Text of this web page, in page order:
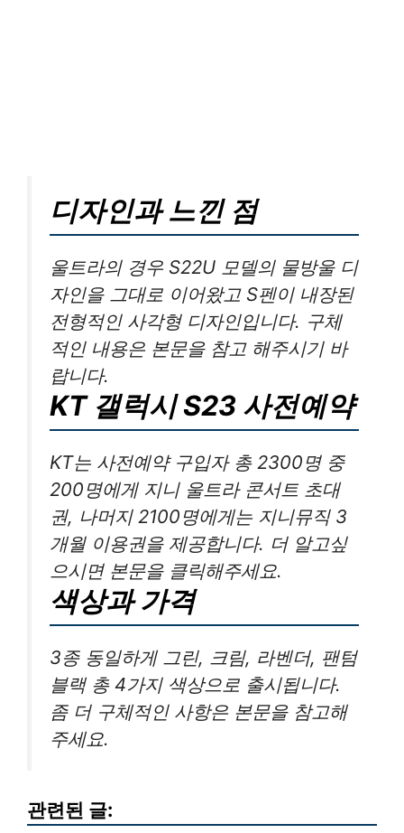
디자인과 느낀 점
울트라의 경우 S22U 모델의 물방울 디
자인을 그대로 이어왔고 S펜이 내장된
전형적인 사각형 디자인입니다. 구체
적인 내용은 본문을 참고 해주시기 바
랍니다.
KT 갤럭시 S23 사전예약
KT는 사전예약 구입자 총 2300명 중
200명에게 지니 울트라 콘서트 초대
권, 나머지 2100명에게는 지니뮤직 3
개월 이용권을 제공합니다. 더 알고싶
으시면 본문을 클릭해주세요.
색상과 가격
3종 동일하게 그린, 크림, 라벤더, 팬텀
블랙 총 4가지 색상으로 출시됩니다.
좀 더 구체적인 사항은 본문을 참고해
주세요.
관련된 글: